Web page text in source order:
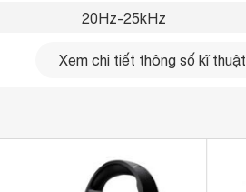
20Hz-25kHz
105 dB
Có mic thoại
1 thiết bị
Xem chi tiết thông số kĩ thuật